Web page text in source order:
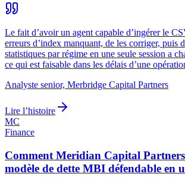
Le fait d’avoir un agent capable d’ingérer le
erreurs d’index manquant, de les corriger, puis
statistiques par régime en une seule session a
ce qui est faisable dans les délais d’une
Analyste senior, Merbridge Capital Partners
Lire l’histoire
MC
Finance
Comment Meridian Capital
modèle de dette MBI défendable en